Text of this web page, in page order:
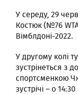
У середу, 29
Костюк (№76
Вімблдоні-2022.
У другому колі
зустрінеться з
спортсменкою
зустрічі – о